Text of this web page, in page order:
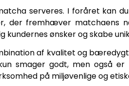
serveres. I foråret kan
fremhæver matchaens
ønsker og skabe
af kvalitet og
smager godt, men også
på miljøvenlige og